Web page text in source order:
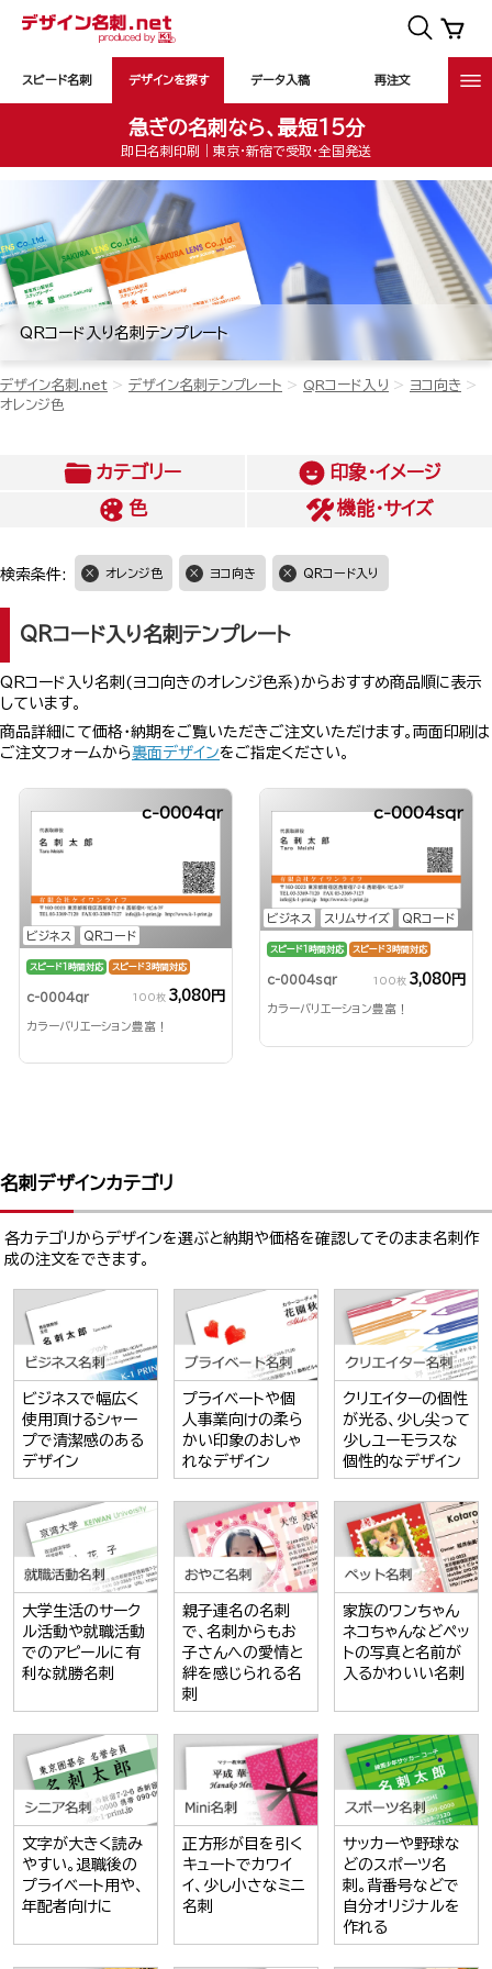
スピード名刺 デザインを探す データ入稿 再注文
急ぎの名刺なら、最短15分
即日名刺印刷｜東京・新宿で受取・全国発送
QRコード入り名刺テンプレート
デザイン名刺.net デザイン名刺テンプレート QRコード入り
ヨコ向き
オレンジ色
カテゴリー
印象・イメージ
色
機能・サイズ
検索条件: オレンジ色 ヨコ向き QRコード入り
QRコード入り名刺テンプレート
QRコード入り名刺(ヨコ向きのオレンジ色系)からおすすめ商品順に表示
しています。
商品詳細にて価格・納期をご覧いただきご注文いただけます。両面印刷は
ご注文フォームから裏面デザインをご指定ください。
ビジネス QRコード
c-0004qr
スピード1時間対応 スピード3時間対応
c-0004qr 100枚 3,080円
カラーバリエーション豊富！
ビジネス スリムサイズ QRコード
c-0004sqr
スピード1時間対応 スピード3時間対応
c-0004sqr 100枚 3,080円
カラーバリエーション豊富！
名刺デザインカテゴリ
各カテゴリからデザインを選ぶと納期や価格を確認してそのまま名刺作
成の注文をできます。
ビジネスで幅広く
使用頂けるシャー
プで清潔感のある
デザイン
プライベートや個
人事業向けの柔ら
かい印象のおしゃ
れなデザイン
クリエイターの個性
が光る、少し尖って
少しユーモラスな
個性的なデザイン
大学生活のサーク
ル活動や就職活動
でのアピールに有
利な就勝名刺
親子連名の名刺
で、名刺からもお
子さんへの愛情と
絆を感じられる名
刺
家族のワンちゃん
ネコちゃんなどペッ
トの写真と名前が
入るかわいい名刺
文字が大きく読み
やすい。退職後の
プライベート用や、
年配者向けに
正方形が目を引く
キュートでカワイ
イ、少し小さなミニ
名刺
サッカーや野球な
どのスポーツ名
刺。背番号などで
自分オリジナルを
作れる